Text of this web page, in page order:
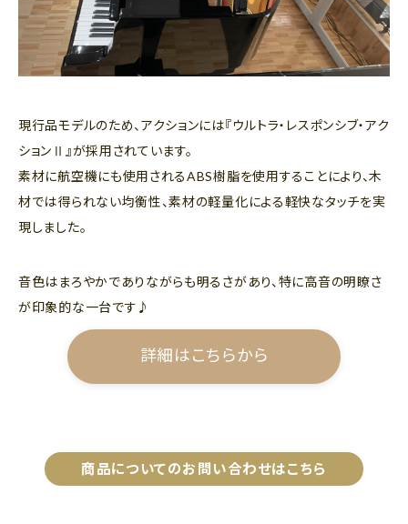
現行品モデルのため、アクションには『ウルトラ・レスポンシブ・アク
ションⅡ』が採用されています。
素材に航空機にも使用されるABS樹脂を使用することにより、木
材では得られない均衡性、素材の軽量化による軽快なタッチを実
現しました。
音色はまろやかでありながらも明るさがあり、特に高音の明瞭さ
が印象的な一台です♪
詳細はこちらから
商品についてのお問い合わせはこちら